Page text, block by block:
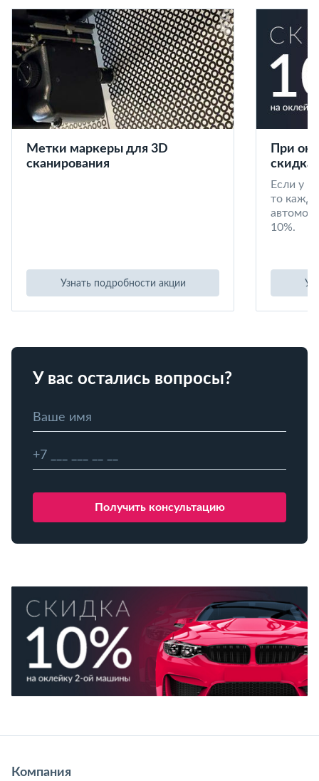
Метки маркеры для 3D
сканирования
Узнать подробности акции
При
скидка
Если у
то
10%.
У вас остались вопросы?
Компания